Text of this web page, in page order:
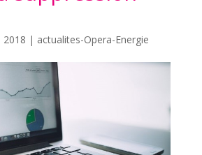
2018 | actualites-Opera-Energie